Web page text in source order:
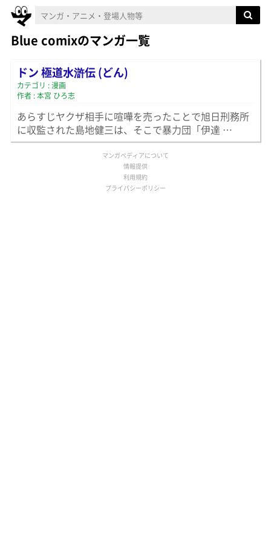
Blue comixのマンガ一覧
ドン 極道水滸伝 (どん)
カテゴリ : 漫画
作者 : 本宮 ひろ志
あらすじヤクザ相手に喧嘩を売ったことで旭日刑務所
に収監された島地健三は、そこで暴力団「伊達 …
マンガペディアについて
情報提供
利用規約
プライバシーポリシー